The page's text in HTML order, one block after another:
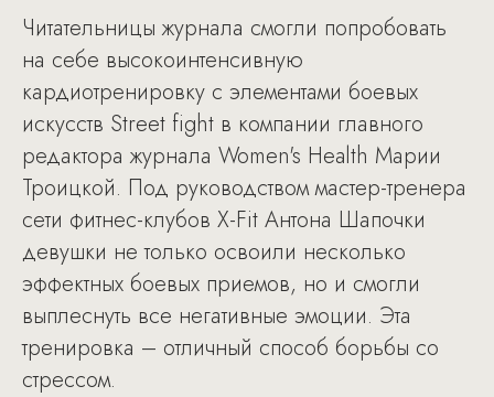
Читательницы журнала смогли попробовать
на себе высокоинтенсивную
кардиотренировку с элементами боевых
искусств Street fight в компании главного
редактора журнала Women's Health Марии
Троицкой. Под руководством мастер-тренера
сети фитнес-клубов X-Fit Антона Шапочки
девушки не только освоили несколько
эффектных боевых приемов, но и смогли
выплеснуть все негативные эмоции. Эта
тренировка – отличный способ борьбы со
стрессом.